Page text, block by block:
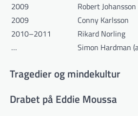
2009
Robert Johansson
2009
Conny Karlsson
2010–2011
Rikard Norling
…
Simon Hardman
Tragedier og mindekultur
Drabet på Eddie Moussa